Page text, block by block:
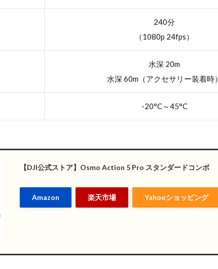
240分
（1080p 24fps）
水深 20m
水深 60m（アクセサリー装着時）
-20°C～45°C
【DJI公式ストア】Osmo Action 5 Pro スタンダードコンボ
Amazon 楽天市場 Yahooショッピング